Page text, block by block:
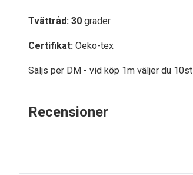
Tvättråd: 30 grader
Certifikat: Oeko-tex
Säljs per DM - vid köp 1m väljer du 10st
Recensioner